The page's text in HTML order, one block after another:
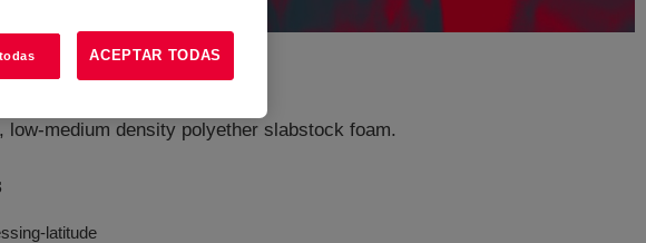
medium density polyether slabstock foam.
latitude
ACEPTAR TODAS